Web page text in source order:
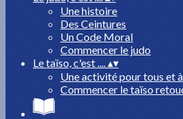
Une histoire
Des Ceintures
Un Code Moral
Commencer le judo
Le taïso, c'est ....▴▾
Une activité pour tous et
Commencer le taïso